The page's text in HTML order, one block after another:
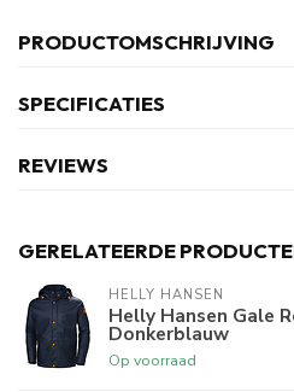
PRODUCTOMSCHRIJVING
SPECIFICATIES
REVIEWS
GERELATEERDE
HELLY HANSEN
Helly Hansen Gale
Donkerblauw
Op voorraad